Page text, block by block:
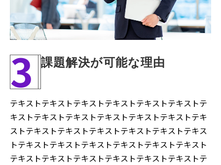
3 課題解決が可能な理由
テキストテキストテキストテキストテキストテキストテ
キストテキストテキストテキストテキストテキストテキ
ストテキストテキストテキストテキストテキストテキス
トテキストテキストテキストテキストテキストテキスト
テキストテキストテキストテキストテキストテキストテ